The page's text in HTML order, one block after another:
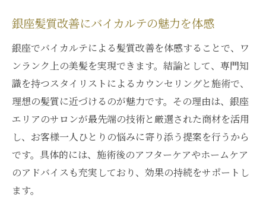
銀座髪質改善にバイカルテの魅力を体感
銀座でバイカルテによる髪質改善を体感することで、ワ
ンランク上の美髪を実現できます。結論として、専門知
識を持つスタイリストによるカウンセリングと施術で、
理想の髪質に近づけるのが魅力です。その理由は、銀座
エリアのサロンが最先端の技術と厳選された商材を活用
し、お客様一人ひとりの悩みに寄り添う提案を行うから
です。具体的には、施術後のアフターケアやホームケア
のアドバイスも充実しており、効果の持続をサポートし
ます。